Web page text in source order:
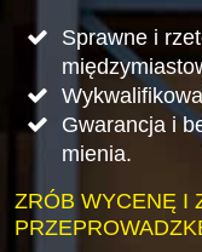
Sprawne i
Gwarancja i
mienia.
ZRÓB WYCENĘ I